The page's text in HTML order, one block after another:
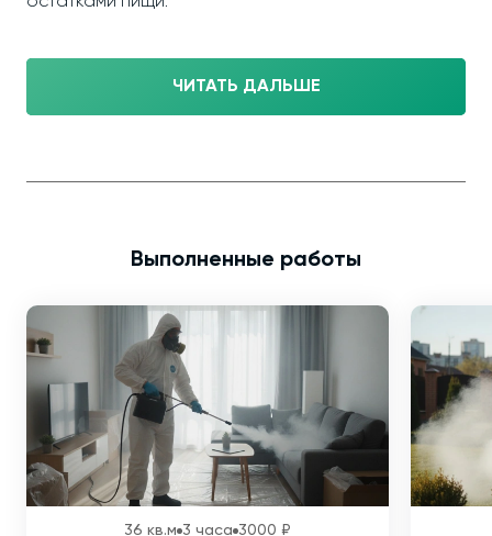
ЧИТАТЬ ДАЛЬШЕ
Выполненные работы
36 кв.м 3 часа 3000 ₽